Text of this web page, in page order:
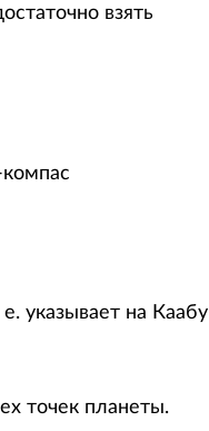
взять
указывает на Каабу
точек планеты.